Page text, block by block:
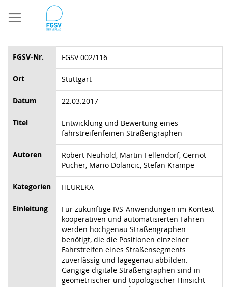
zum
Inhalt
FGSV-Nr. FGSV 002/116
Ort Stuttgart
Datum 22.03.2017
Titel
Entwicklung und Bewertung eines
fahrstreifenfeinen Straßengraphen
Autoren
Robert Neuhold, Martin Fellendorf, Gernot
Pucher, Mario Dolancic, Stefan Krampe
Kategorien HEUREKA
Einleitung
Für zukünftige IVS-Anwendungen im Kontext
kooperativen und automatisierten Fahren
werden hochgenau Straßengraphen
benötigt, die die Positionen einzelner
Fahrstreifen eines Straßensegments
zuverlässig und lagegenau abbilden.
Gängige digitale Straßengraphen sind in
geometrischer und topologischer Hinsicht